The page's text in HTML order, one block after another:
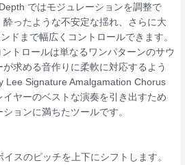
ではモジュレーションを調整で
ったような不安定な揺れ、さらに大
ドまで幅広くコントロールできます。
トロールは単なるワンパターンのサウ
求める音作りに柔軟に対応するよう
Lee Signature Amalgamation Chorus
ヤーのベストな演奏を引き出すため
ョンに満ちたツールです。
イスのピッチを上下にシフトします。